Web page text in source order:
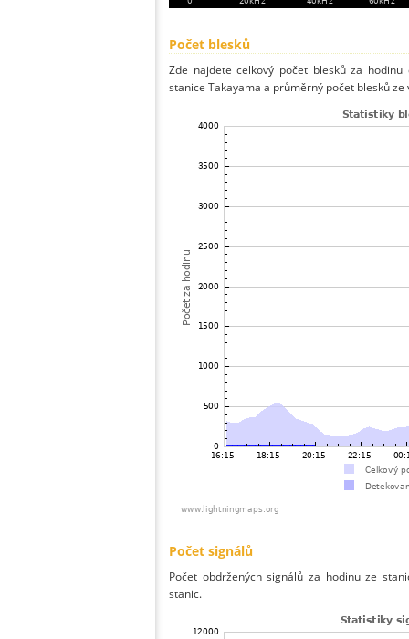
Počet blesků
Zde najdete celkový počet blesků za
stanice Takayama a průměrný počet blesků ze
Počet signálů
Počet obdržených signálů za hodinu ze
stanic.